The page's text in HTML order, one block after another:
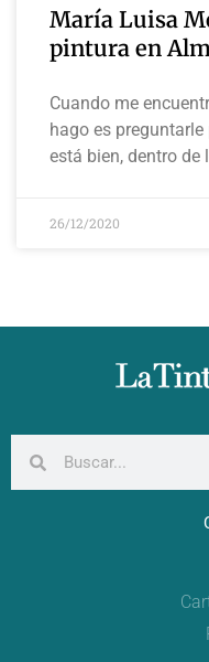
María Luisa
pintura en
Cuando me
hago es
está bien, dentro de
26/12/2020